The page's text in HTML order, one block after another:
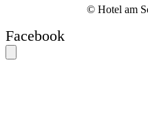
© Hotel am
Facebook